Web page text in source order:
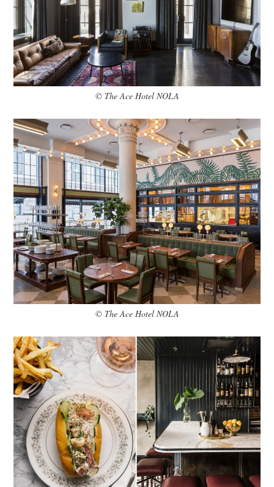
© The Ace Hotel NOLA
© The Ace Hotel NOLA